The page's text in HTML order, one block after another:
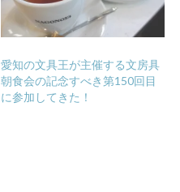
愛知の文具王が主催する文房具
朝食会の記念すべき第150回目
に参加してきた！